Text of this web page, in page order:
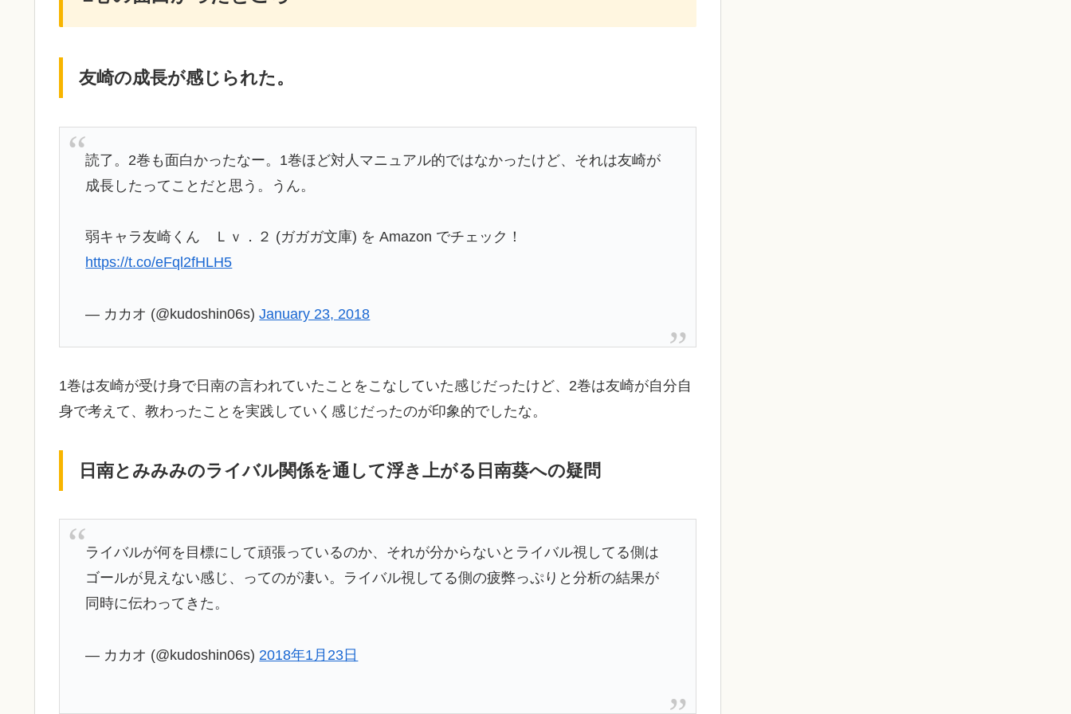
友崎の成長が感じられた。
読了。2巻も面白かったなー。1巻ほど対人マニュアル的ではなかったけど、それは友崎が
成長したってことだと思う。うん。
弱キャラ友崎くん Ｌｖ．２ (ガガガ文庫) を Amazon でチェック！
https://t.co/eFql2fHLH5
— カカオ (@kudoshin06s)January 23, 2018
1巻は友崎が受け身で日南の言われていたことをこなしていた感じだったけど、2巻は友崎が自分自
身で考えて、教わったことを実践していく感じだったのが印象的でしたな。
日南とみみみのライバル関係を通して浮き上がる日南葵への疑問
ライバルが何を目標にして頑張っているのか、それが分からないとライバル視してる側は
ゴールが見えない感じ、ってのが凄い。ライバル視してる側の疲弊っぷりと分析の結果が
同時に伝わってきた。
— カカオ (@kudoshin06s) 2018年1月23日